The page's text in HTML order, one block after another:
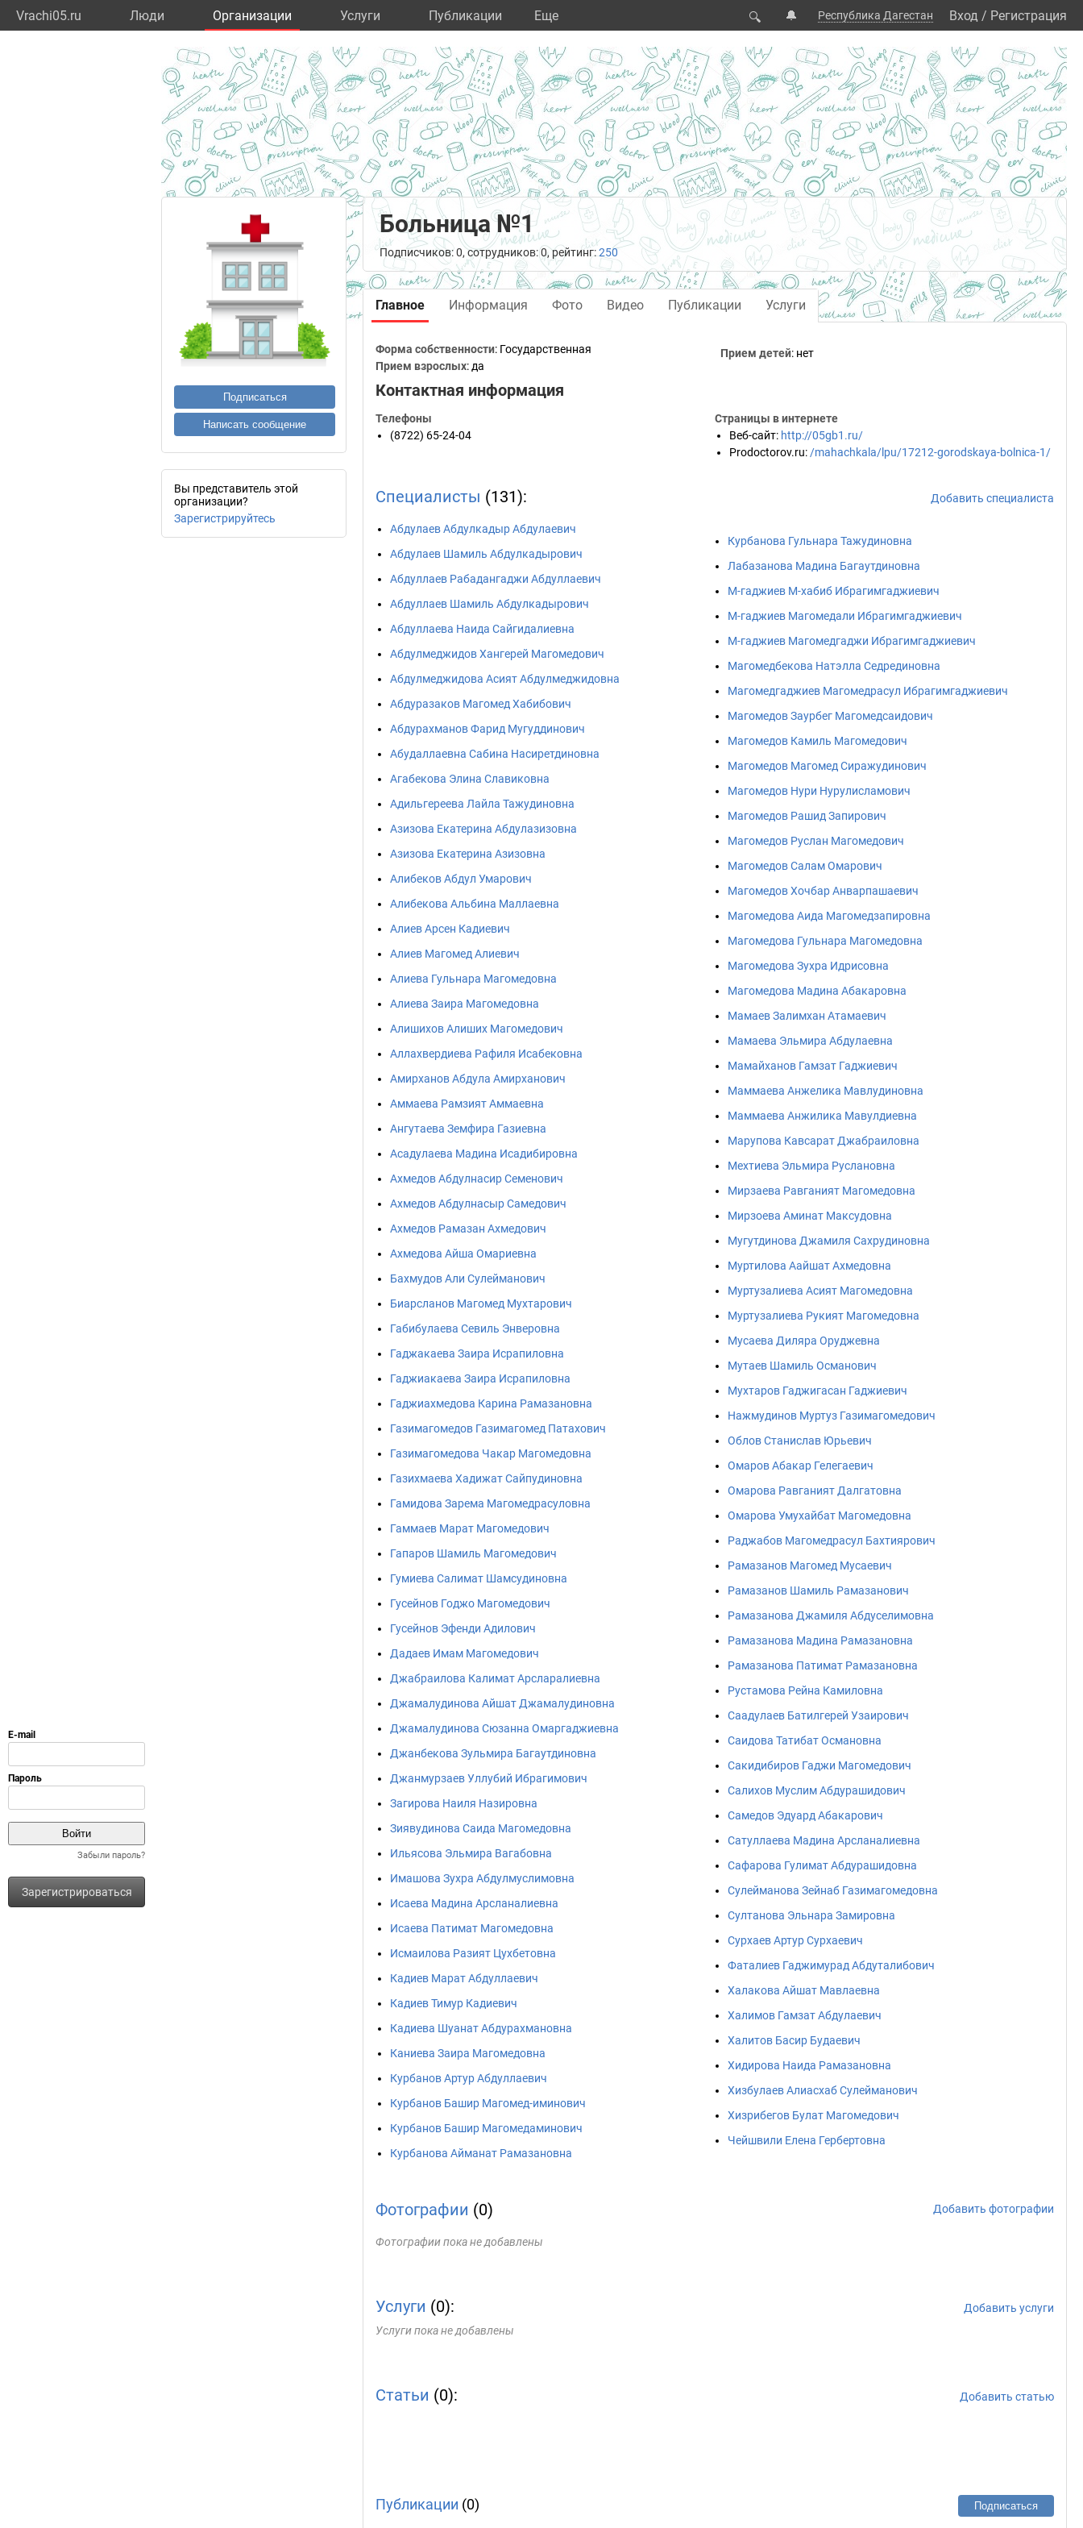
Vrachi05.ru Люди Организации Услуги Публикации Eще 🔍 🔔 Республика Дагестан Вход / Регистрация
Забыли пароль?
Зарегистрироваться
Подписаться
Написать сообщение
Вы представитель этой
организации?
Зарегистрируйтесь
Больница №1
Подписчиков: 0, сотрудников: 0, рейтинг:250
Главное Информация Фото Видео Публикации Услуги
Форма собственности: Государственная
Прием взрослых: да
Прием детей: нет
Контактная информация
Телефоны
(8722) 65-24-04
Страницы в интернете
Веб-сайт: http://05gb1.ru/
Prodoctorov.ru: /mahachkala/lpu/17212-gorodskaya-bolnica-1/
Специалисты (131): Добавить специалиста
Абдулаев Абдулкадыр Абдулаевич
Абдулаев Шамиль Абдулкадырович
Абдуллаев Рабадангаджи Абдуллаевич
Абдуллаев Шамиль Абдулкадырович
Абдуллаева Наида Сайгидалиевна
Абдулмеджидов Хангерей Магомедович
Абдулмеджидова Асият Абдулмеджидовна
Абдуразаков Магомед Хабибович
Абдурахманов Фарид Мугуддинович
Абудаллаевна Сабина Насиретдиновна
Агабекова Элина Славиковна
Адильгереева Лайла Тажудиновна
Азизова Екатерина Абдулазизовна
Азизова Екатерина Азизовна
Алибеков Абдул Умарович
Алибекова Альбина Маллаевна
Алиев Арсен Кадиевич
Алиев Магомед Алиевич
Алиева Гульнара Магомедовна
Алиева Заира Магомедовна
Алишихов Алиших Магомедович
Аллахвердиева Рафиля Исабековна
Амирханов Абдула Амирханович
Аммаева Рамзият Аммаевна
Ангутаева Земфира Газиевна
Асадулаева Мадина Исадибировна
Ахмедов Абдулнасир Семенович
Ахмедов Абдулнасыр Самедович
Ахмедов Рамазан Ахмедович
Ахмедова Айша Омариевна
Бахмудов Али Сулейманович
Биарсланов Магомед Мухтарович
Габибулаева Севиль Энверовна
Гаджакаева Заира Исрапиловна
Гаджиакаева Заира Исрапиловна
Гаджиахмедова Карина Рамазановна
Газимагомедов Газимагомед Патахович
Газимагомедова Чакар Магомедовна
Газихмаева Хадижат Сайпудиновна
Гамидова Зарема Магомедрасуловна
Гаммаев Марат Магомедович
Гапаров Шамиль Магомедович
Гумиева Салимат Шамсудиновна
Гусейнов Годжо Магомедович
Гусейнов Эфенди Адилович
Дадаев Имам Магомедович
Джабраилова Калимат Арсларалиевна
Джамалудинова Айшат Джамалудиновна
Джамалудинова Сюзанна Омаргаджиевна
Джанбекова Зульмира Багаутдиновна
Джанмурзаев Уллубий Ибрагимович
Загирова Hаиля Назировна
Зиявудинова Саида Магомедовна
Ильясова Эльмира Вагабовна
Имашова Зухра Абдулмуслимовна
Исаева Мадина Арсланалиевна
Исаева Патимат Магомедовна
Исмаилова Разият Цухбетовна
Кадиев Марат Абдуллаевич
Кадиев Тимур Кадиевич
Кадиева Шуанат Абдурахмановна
Каниева Заира Магомедовна
Курбанов Артур Абдуллаевич
Курбанов Башир Магомед-иминович
Курбанов Башир Магомедаминович
Курбанова Айманат Рамазановна
Курбанова Гульнара Тажудиновна
Лабазанова Мадина Багаутдиновна
М-гаджиев М-хабиб Ибрагимгаджиевич
М-гаджиев Магомедали Ибрагимгаджиевич
М-гаджиев Магомедгаджи Ибрагимгаджиевич
Магомедбекова Натэлла Седрединовна
Магомедгаджиев Магомедрасул Ибрагимгаджиевич
Магомедов Заурбег Магомедсаидович
Магомедов Камиль Магомедович
Магомедов Магомед Сиражудинович
Магомедов Нури Нурулисламович
Магомедов Рашид Запирович
Магомедов Руслан Магомедович
Магомедов Салам Омарович
Магомедов Хочбар Анварпашаевич
Магомедова Аида Магомедзапировна
Магомедова Гульнара Магомедовна
Магомедова Зухра Идрисовна
Магомедова Мадина Абакаровна
Мамаев Залимхан Атамаевич
Мамаева Эльмира Абдулаевна
Мамайханов Гамзат Гаджиевич
Маммаева Анжелика Мавлудиновна
Маммаева Анжилика Мавулдиевна
Марупова Кавсарат Джабраиловна
Мехтиева Эльмира Руслановна
Мирзаева Равганият Магомедовна
Мирзоева Аминат Максудовна
Мугутдинова Джамиля Сахрудиновна
Муртилова Аайшат Ахмедовна
Муртузалиева Асият Магомедовна
Муртузалиева Рукият Магомедовна
Мусаева Диляра Оруджевна
Мутаев Шамиль Османович
Мухтаров Гаджигасан Гаджиевич
Нажмудинов Муртуз Газимагомедович
Облов Станислав Юрьевич
Омаров Абакар Гелегаевич
Омарова Равганият Далгатовна
Омарова Умухайбат Магомедовна
Раджабов Магомедрасул Бахтиярович
Рамазанов Магомед Мусаевич
Рамазанов Шамиль Рамазанович
Рамазанова Джамиля Абдуселимовна
Рамазанова Мадина Рамазановна
Рамазанова Патимат Рамазановна
Рустамова Рейна Камиловна
Саадулаев Батилгерей Узаирович
Саидова Татибат Османовна
Сакидибиров Гаджи Магомедович
Салихов Муслим Абдурашидович
Самедов Эдуард Абакарович
Сатуллаева Мадина Арсланалиевна
Сафарова Гулимат Абдурашидовна
Сулейманова Зейнаб Газимагомедовна
Султанова Эльнара Замировна
Сурхаев Артур Сурхаевич
Фаталиев Гаджимурад Абдуталибович
Халакова Айшат Мавлаевна
Халимов Гамзат Абдулаевич
Халитов Басир Будаевич
Хидирова Наида Рамазановна
Хизбулаев Алиасхаб Сулейманович
Хизрибегов Булат Магомедович
Чейшвили Елена Гербертовна
Фотографии (0) Добавить фотографии
Фотографии пока не добавлены
Услуги (0):
Добавить услуги
Услуги пока не добавлены
Статьи (0): Добавить статью
Публикации (0) Подписаться